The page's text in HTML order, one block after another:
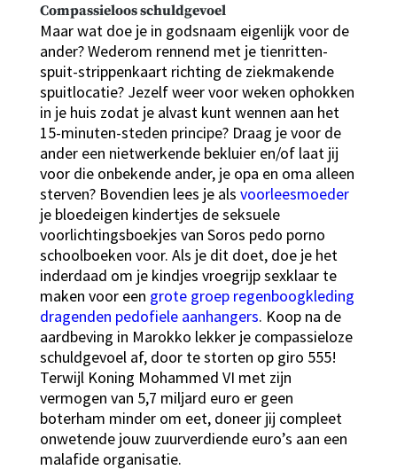
Compassieloos schuldgevoel
Maar wat doe je in godsnaam eigenlijk voor de
ander? Wederom rennend met je tienritten-
spuit-strippenkaart richting de ziekmakende
spuitlocatie? Jezelf weer voor weken ophokken
in je huis zodat je alvast kunt wennen aan het
15-minuten-steden principe? Draag je voor de
ander een nietwerkende bekluier en/of laat jij
voor die onbekende ander, je opa en oma alleen
sterven? Bovendien lees je als voorleesmoeder
je bloedeigen kindertjes de seksuele
voorlichtingsboekjes van Soros pedo porno
schoolboeken voor. Als je dit doet, doe je het
inderdaad om je kindjes vroegrijp sexklaar te
maken voor een grote groep regenboogkleding
dragenden pedofiele aanhangers. Koop na de
aardbeving in Marokko lekker je compassieloze
schuldgevoel af, door te storten op giro 555!
Terwijl Koning Mohammed VI met zijn
vermogen van 5,7 miljard euro er geen
boterham minder om eet, doneer jij compleet
onwetende jouw zuurverdiende euro’s aan een
malafide organisatie.